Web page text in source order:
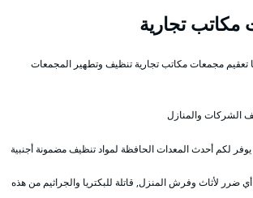
مكاتب تجارية
تعقيم مجمعات مكاتب تجارية تنظيف وتطهير المجمعات
الشركات والمنازل
لكم أحدث المعدات الحافظة لمواد تنظيف مضمونة أجنبية
ضرر لأثاث وفرش المنزل, قاتلة للبكتريا والجراثيم من هذه